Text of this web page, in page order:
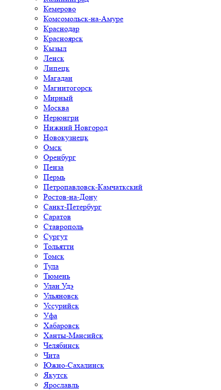
Кемерово
Комсомольск-на-Амуре
Краснодар
Красноярск
Кызыл
Ленск
Липецк
Магадан
Магнитогорск
Мирный
Москва
Нерюнгри
Нижний Новгород
Новокузнецк
Омск
Оренбург
Пенза
Пермь
Петропавловск-Камчаткский
Ростов-на-Дону
Санкт-Петербург
Саратов
Ставрополь
Сургут
Тольятти
Томск
Тула
Тюмень
Улан Удэ
Ульяновск
Уссурийск
Уфа
Хабаровск
Ханты-Мансийск
Челябинск
Чита
Южно-Cахалинск
Якутск
Ярославль